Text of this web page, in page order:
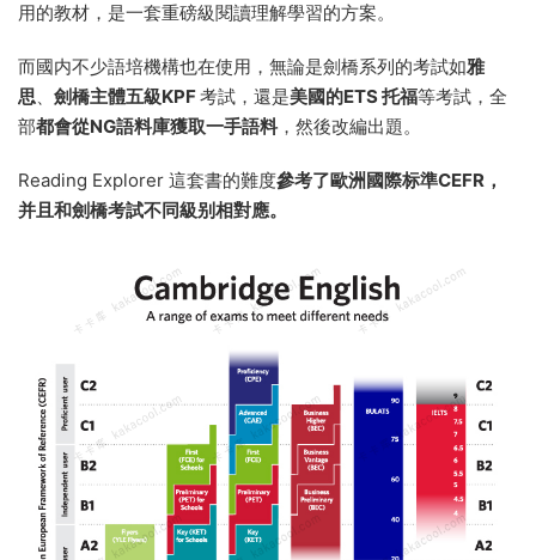
用的教材，是一套重磅級閱讀理解學習的方案。
而國内不少語培機構也在使用，無論是劍橋系列的考試如雅
思、 劍橋主體五級KPF考試，還是美國的ETS 托福等考試，全
部都會從NG語料庫獲取一手語料 ，然後改編出題。
Reading Explorer 這套書的難度參考了歐洲國際标準CEFR，
并且和劍橋考試不同級别相對應。